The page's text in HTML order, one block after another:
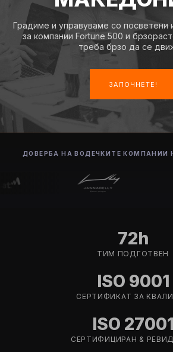
Градиме и управуваме со посветени
за компании Fortune 500 и
треба брзо да се
ЗАПОЧНЕТЕ!
ДОВЕРБА НА ВОДЕЧКИТЕ КОМПАНИИ
72h
ТИМ ПОДГОТВЕН
ISO 9001
СЕРТИФИКАТ ЗА
ISO 27001
СЕРТИФИЦИРАН &